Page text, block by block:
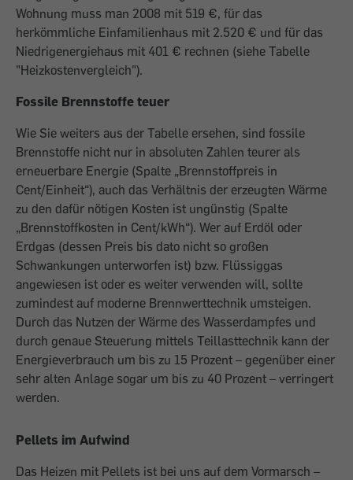
Wohnung muss man 2008 mit 519 €, für das
herkömmliche Einfamilienhaus mit 2.520 € und für das
Niedrig­energiehaus mit 401 € rechnen (siehe Tabelle
"Heizkostenvergleich").
Fossile Brennstoffe teuer
Wie Sie weiters aus der Tabelle ersehen, sind fossile
Brennstoffe nicht nur in absoluten Zahlen teurer als
erneuerbare Energie (Spalte „Brennstoffpreis in
Cent/Einheit“), auch das Verhältnis der erzeugten Wärme
zu den dafür nötigen Kosten ist ungünstig (Spalte
„Brennstoffkosten in Cent/kWh“). Wer auf Erdöl oder
Erdgas (dessen Preis bis dato nicht so großen
Schwankungen unterworfen ist) bzw. Flüssiggas
angewiesen ist oder es weiter verwenden will, sollte
zumindest auf moderne Brennwerttechnik umsteigen.
Durch das Nutzen der Wärme des Wasserdampfes und
durch genaue Steuerung mittels Teillasttechnik kann der
Energieverbrauch um bis zu 15 Prozent – gegenüber einer
sehr alten Anlage sogar um bis zu 40 Prozent – verringert
werden.
Pellets im Aufwind
Das Heizen mit Pellets ist bei uns auf dem Vormarsch –